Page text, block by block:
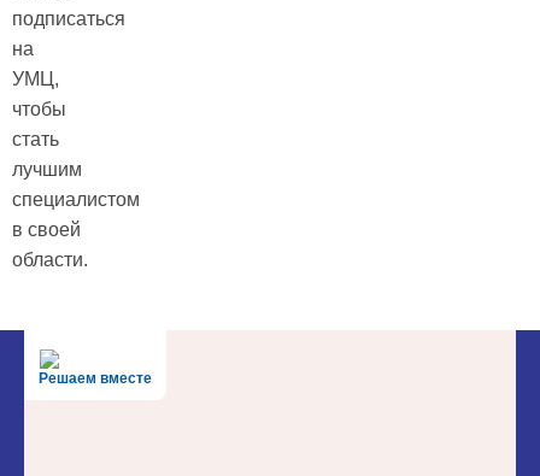
подписаться
на
УМЦ,
чтобы
стать
лучшим
специалистом
в своей
области.
Решаем вместе